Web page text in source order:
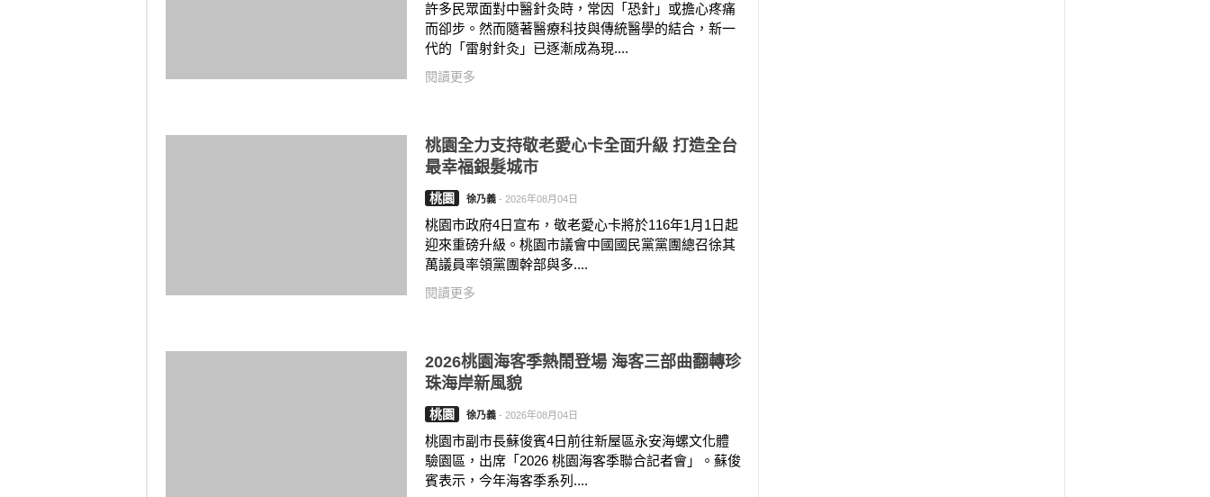
許多民眾面對中醫針灸時，常因「恐針」或擔心疼痛
而卻步。然而隨著醫療科技與傳統醫學的結合，新一
代的「雷射針灸」已逐漸成為現....
閱讀更多
桃園全力支持敬老愛心卡全面升級 打造全台
最幸福銀髮城市
桃園 徐乃義 - 2026年08月04日
桃園市政府4日宣布，敬老愛心卡將於116年1月1日起
迎來重磅升級。桃園市議會中國國民黨黨團總召徐其
萬議員率領黨團幹部與多....
閱讀更多
2026桃園海客季熱鬧登場 海客三部曲翻轉珍
珠海岸新風貌
桃園 徐乃義 - 2026年08月04日
桃園市副市長蘇俊賓4日前往新屋區永安海螺文化體
驗園區，出席「2026 桃園海客季聯合記者會」。蘇俊
賓表示，今年海客季系列....